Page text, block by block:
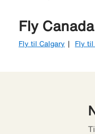
Fly Canada
Fly til Calgary Fly til